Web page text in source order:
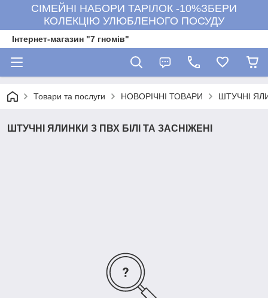
СІМЕЙНІ НАБОРИ ТАРІЛОК -10%ЗБЕРИ
КОЛЕКЦІЮ УЛЮБЛЕНОГО ПОСУДУ
Інтернет-магазин "7 гномів"
Товари та послуги НОВОРІЧНІ ТОВАРИ ШТУЧНІ
ШТУЧНІ ЯЛИНКИ З ПВХ БІЛІ ТА ЗАСНІЖЕНІ